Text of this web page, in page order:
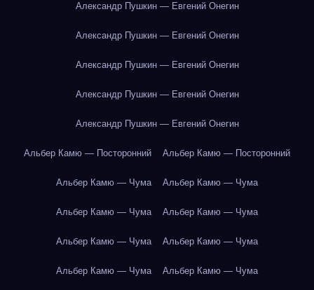
Александр Пушкин — Евгений Онегин
Александр Пушкин — Евгений Онегин
Александр Пушкин — Евгений Онегин
Александр Пушкин — Евгений Онегин
Александр Пушкин — Евгений Онегин
Альбер Камю — Посторонний Альбер Камю — Посторонний
Альбер Камю — Чума Альбер Камю — Чума
Альбер Камю — Чума Альбер Камю — Чума
Альбер Камю — Чума Альбер Камю — Чума
Альбер Камю — Чума Альбер Камю — Чума